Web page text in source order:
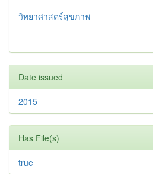
วิทยาศาสตร์สุขภาพ
Date issued
2015
Has File(s)
true